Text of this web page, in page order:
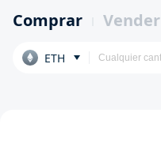
Comprar Vender
ETH